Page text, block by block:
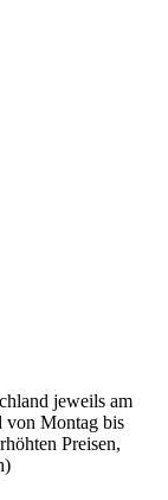
jeweils am
von Montag bis
Preisen,